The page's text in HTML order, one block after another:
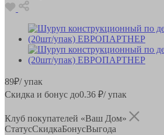
89₽/ упак
Скидка и бонус до0.36 ₽/ упак
Клуб покупателей «Ваш Дом»
СтатусСкидкаБонусВыгода